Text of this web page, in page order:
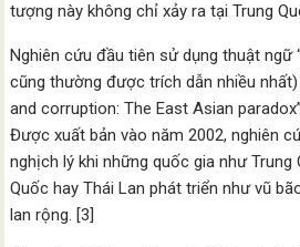
tượng này không chỉ xảy ra tại Trung
Nghiên cứu đầu tiên sử dụng thuật ngữ
cũng thường được trích dẫn nhiều
and corruption: The East Asian
Được xuất bản vào năm 2002, nghiên
nghịch lý khi những quốc gia như Trung
Quốc hay Thái Lan phát triển như vũ
lan rộng. [3]